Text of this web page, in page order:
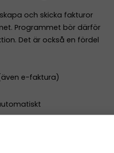
och skicka fakturor
Programmet bör därför
Det är också en fördel
e-faktura)